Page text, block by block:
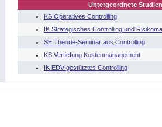
Untergeordnete
KS Operatives Controlling
IK Strategisches Controlling und
SE Theorie-Seminar aus Controlling
KS Vertiefung Kostenmanagement
IK EDV-gestütztes Controlling